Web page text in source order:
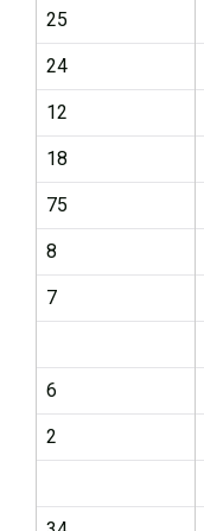
25
24
12
18
75
8
7
6
2